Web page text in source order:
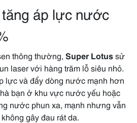
áp lực nước
thông thường, Super Lotussử
laser với hàng trăm lỗ siêu nhỏ.
lực và đẩy dòng nước mạnh hơn
bạn ở khu vực nước yếu hoặc
nước phun xa, mạnh nhưng vẫn
gây đau rát da.